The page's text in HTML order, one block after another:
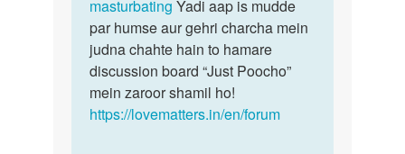
younus
masturbating Yadi aap is mudde
par humse aur gehri charcha mein
judna chahte hain to hamare
discussion board “Just Poocho”
mein zaroor shamil ho!
https://lovematters.in/en/forum